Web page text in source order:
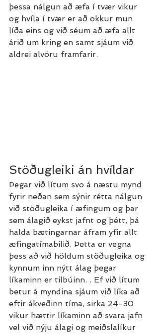
þessa nálgun að æfa í tvær vikur
og hvíla í tvær er að okkur mun
líða eins og við séum að æfa allt
árið um kring en samt sjáum við
aldrei alvöru framfarir.
Stöðugleiki án hvíldar
Þegar við lítum svo á næstu mynd
fyrir neðan sem sýnir rétta nálgun
við stöðugleika í æfingum og þar
sem álagið eykst jafnt og þétt, þá
halda bætingarnar áfram yfir allt
æfingatímabilið. Þetta er vegna
þess að við höldum stöðugleika og
kynnum inn nýtt álag þegar
líkaminn er tilbúinn. . Ef við lítum
betur á myndina sjáum við líka að
eftir ákveðinn tíma, sirka 24-30
vikur hættir líkaminn að svara jafn
vel við nýju álagi og meiðslalíkur